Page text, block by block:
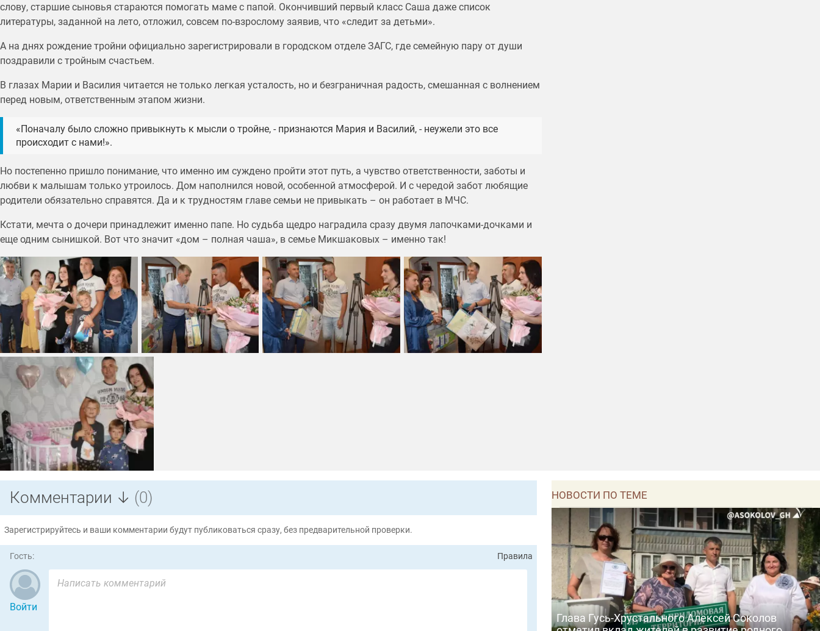
слову, старшие сыновья стараются помогать маме с папой. Окончивший первый класс Саша даже список
литературы, заданной на лето, отложил, совсем по-взрослому заявив, что «следит за детьми».
А на днях рождение тройни официально зарегистрировали в городском отделе ЗАГС, где семейную пару от души
поздравили с тройным счастьем.
В глазах Марии и Василия читается не только легкая усталость, но и безграничная радость, смешанная с волнением
перед новым, ответственным этапом жизни.
«Поначалу было сложно привыкнуть к мысли о тройне, - признаются Мария и Василий, - неужели это все
происходит с нами!».
Но постепенно пришло понимание, что именно им суждено пройти этот путь, а чувство ответственности, заботы и
любви к малышам только утроилось. Дом наполнился новой, особенной атмосферой. И с чередой забот любящие
родители обязательно справятся. Да и к трудностям главе семьи не привыкать – он работает в МЧС.
Кстати, мечта о дочери принадлежит именно папе. Но судьба щедро наградила сразу двумя лапочками-дочками и
еще одним сынишкой. Вот что значит «дом – полная чаша», в семье Микшаковых – именно так!
Комментарии ↓ (0)
Зарегистрируйтесь и ваши комментарии будут публиковаться сразу, без предварительной проверки.
Гость: Правила
Войти
НОВОСТИ ПО ТЕМЕ
Глава Гусь-Хрустального Алексей Соколов